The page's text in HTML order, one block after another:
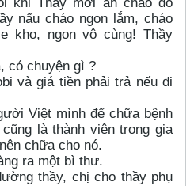
khi Thầy mời ăn cháo do
nấu cháo ngon lắm, cháo
kho, ngon vô cùng! Thầy
có chuyện gì ?
và giá tiền phải trả nếu đi
Việt mình để chữa bệnh
là thành viên trong gia
chữa cho nó.
ra một bì thư.
thầy, chị cho thầy phụ